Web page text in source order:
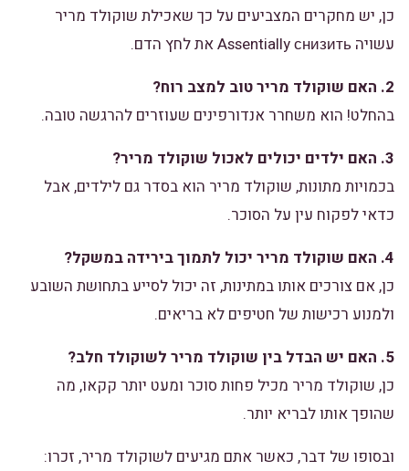
כן, יש מחקרים המצביעים על כך שאכילת שוקולד מריר
עשויה Assentially снизить את לחץ הדם.
2. האם שוקולד מריר טוב למצב רוח?
בהחלט! הוא משחרר אנדורפינים שעוזרים להרגשה טובה.
3. האם ילדים יכולים לאכול שוקולד מריר?
בכמויות מתונות, שוקולד מריר הוא בסדר גם לילדים, אבל
כדאי לפקוח עין על הסוכר.
4. האם שוקולד מריר יכול לתמוך בירידה במשקל?
כן, אם צורכים אותו במתינות, זה יכול לסייע בתחושת השובע
ולמנוע רכישות של חטיפים לא בריאים.
5. האם יש הבדל בין שוקולד מריר לשוקולד חלב?
כן, שוקולד מריר מכיל פחות סוכר ומעט יותר קקאו, מה
שהופך אותו לבריא יותר.
ובסופו של דבר, כאשר אתם מגיעים לשוקולד מריר, זכרו: